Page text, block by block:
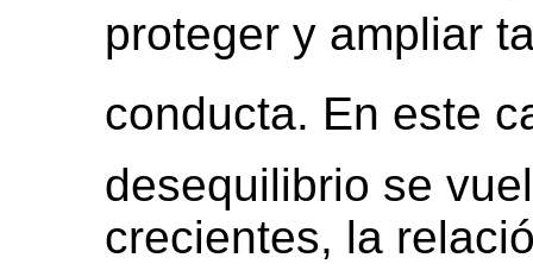
proteger y ampliar
conducta. En este
desequilibrio se
crecientes, la